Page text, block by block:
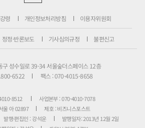
령 개인정보처리방침 이용자위원회
정정·반론보도 기사심의규정 불편신고
구 성수일로 39-34 서울숲더스페이스 12층
6522
팩스 : 070-4015-8658
8512
사업본부 : 070-4010-7078
울 아 02897
제호 : 비즈니스포스트
발행·편집인 : 강석운
발행일자: 2013년 12월 2일